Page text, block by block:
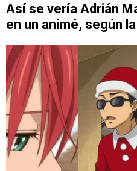
Así se vería Adrián
en un animé, según